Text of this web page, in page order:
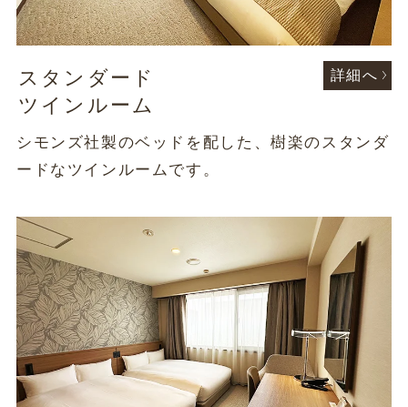
スタンダード
ツインルーム
詳細へ
シモンズ社製のベッドを配した、樹楽のスタンダ
ードなツインルームです。